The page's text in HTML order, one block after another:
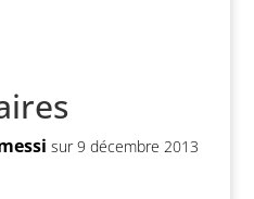
sur 9 décembre 2013